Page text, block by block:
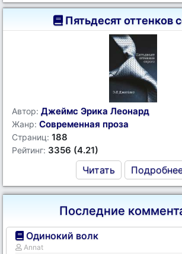
Пятьдесят оттенков
Автор: Джеймс Эрика Леонард
Жанр: Современная проза
Страниц: 188
Рейтинг: 3356 (4.21)
Читать
Последние
Одинокий волк
Annat